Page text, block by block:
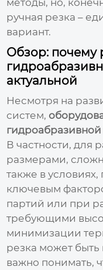
ручная резка –
вариант.
Обзор: почему
актуальной
Несмотря на
систем,
гидроабразивной
В частности, для
размерами,
также в условиях,
ключевым
партий или при
требующими
минимизации
резка может
важно понимать,